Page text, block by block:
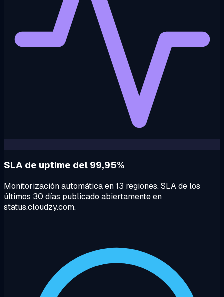
SLA de uptime del 99,95%
Monitorización automática en 13 regiones. SLA de los
últimos 30 días publicado abiertamente en
status.cloudzy.com.